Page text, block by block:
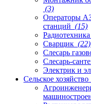
(3)
Операторы
станций (15)
Сварщик (22)
Слесарь
Слесарь-
Электрик и
Сельское хозяйство